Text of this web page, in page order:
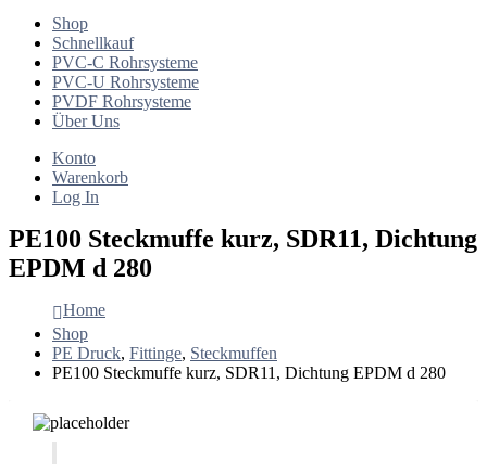
Shop
Schnellkauf
PVC-C Rohrsysteme
PVC-U Rohrsysteme
PVDF Rohrsysteme
Über Uns
Konto
Warenkorb
Log In
PE100 Steckmuffe kurz, SDR11, Dichtung
EPDM d 280
Home
Shop
PE Druck, Fittinge, Steckmuffen
PE100 Steckmuffe kurz, SDR11, Dichtung EPDM d 280